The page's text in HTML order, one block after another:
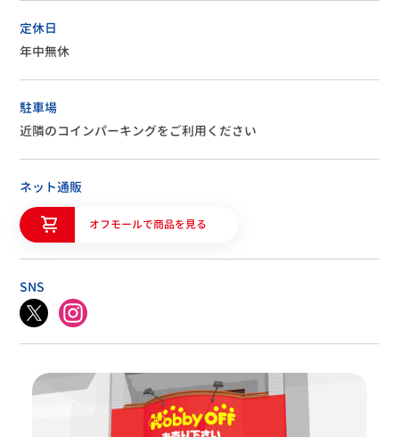
定休日
年中無休
駐車場
近隣のコインパーキングをご利用ください
ネット通販
オフモールで商品を見る
SNS